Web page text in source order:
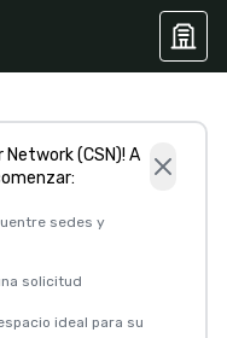
Network (CSN)! A
sedes y
solicitud
ideal para su